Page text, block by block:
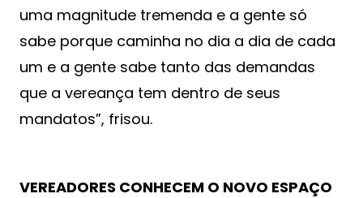
uma magnitude tremenda e a gente só
sabe porque caminha no dia a dia de cada
um e a gente sabe tanto das demandas
que a vereança tem dentro de seus
mandatos”, frisou.
VEREADORES CONHECEM O NOVO ESPAÇO